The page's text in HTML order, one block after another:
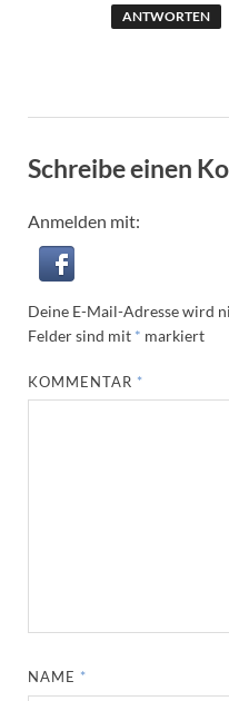
ANTWORTEN
Schreibe einen
Anmelden mit:
Deine E-Mail-Adresse wird
Felder sind mit * markiert
KOMMENTAR *
NAME *